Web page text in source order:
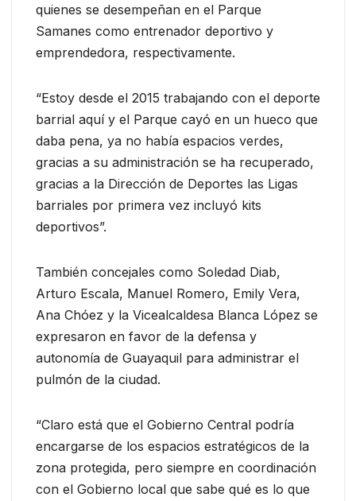
quienes se desempeñan en el Parque
Samanes como entrenador deportivo y
emprendedora, respectivamente.
“Estoy desde el 2015 trabajando con el deporte
barrial aquí y el Parque cayó en un hueco que
daba pena, ya no había espacios verdes,
gracias a su administración se ha recuperado,
gracias a la Dirección de Deportes las Ligas
barriales por primera vez incluyó kits
deportivos”.
También concejales como Soledad Diab,
Arturo Escala, Manuel Romero, Emily Vera,
Ana Chóez y la Vicealcaldesa Blanca López se
expresaron en favor de la defensa y
autonomía de Guayaquil para administrar el
pulmón de la ciudad.
“Claro está que el Gobierno Central podría
encargarse de los espacios estratégicos de la
zona protegida, pero siempre en coordinación
con el Gobierno local que sabe qué es lo que